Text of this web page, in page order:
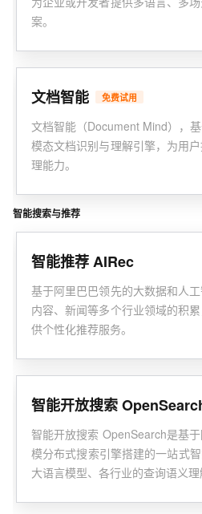
案。
文档智能 免费试用
文档智能（Document Mind），
模态文档识别与理解引擎，为用
理能力。
智能搜索与推荐
智能推荐 AIRec
基于阿里巴巴领先的大数据和人工
内容、新闻等多个行业领域的积
供个性化推荐服务。
智能开放搜索
智能开放搜索 OpenSearch是基
模分布式搜索引擎搭建的一站式
大语言模型、各行业的查询语义